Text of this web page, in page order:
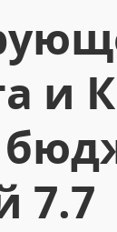
и
7.7